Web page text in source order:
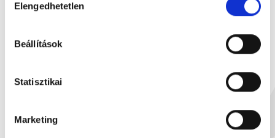
kiválasztása
Elengedhetetlen
Beállítások
Statisztikai
Marketing